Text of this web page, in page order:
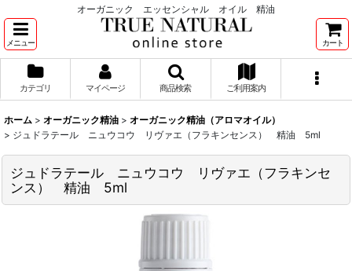
オーガニック エッセンシャル オイル 精油
メニュー カート
カテゴリ マイページ 商品検索 ご利用案内
ホーム > オーガニック精油 > オーガニック精油（アロマオイル）
> ジュドラテール ニュウコウ リヴァエ（フラキンセンス） 精油 5ml
ジュドラテール ニュウコウ リヴァエ（フラキンセ
ンス） 精油 5ml